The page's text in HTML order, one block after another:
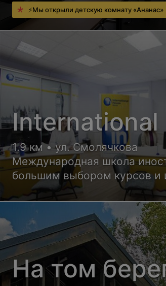
⚡Мы открыли детскую комнату «Ананас»
International
1.9 км • ул. Смолячкова
Международная школа
большим выбором курсов и
подобранными
На том